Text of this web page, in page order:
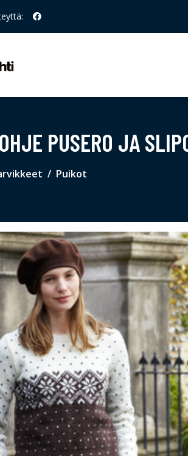
PUSERO JA
Puikot